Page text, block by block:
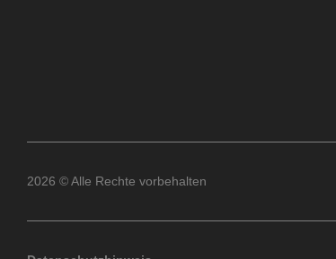
2026 © Alle Rechte vorbehalten